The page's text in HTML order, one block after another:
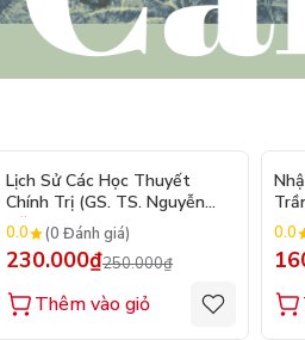
Lịch Sử Các Học Thuyết
Chính Trị (GS. TS. Nguyễn
Đăng Dung)
0.0 (0 Đánh giá)
230.000₫250.000₫
Thêm vào giỏ
2026
0.0